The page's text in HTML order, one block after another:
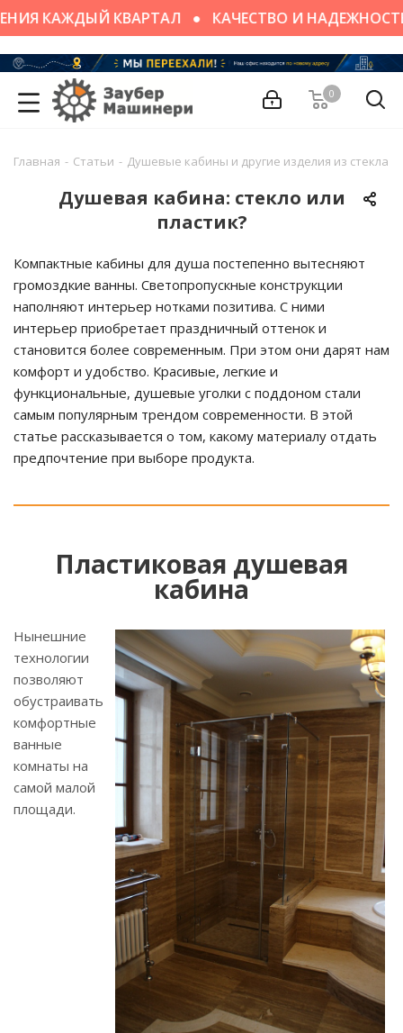
КАЖДЫЙ КВАРТАЛ КАЧЕСТВО И НАДЕЖНОСТЬ
0
Главная - Статьи - Душевые кабины и другие изделия из стекла
Душевая кабина: стекло или
пластик?
Компактные кабины для душа постепенно вытесняют
громоздкие ванны. Светопропускные конструкции
наполняют интерьер нотками позитива. С ними
интерьер приобретает праздничный оттенок и
становится более современным. При этом они дарят нам
комфорт и удобство. Красивые, легкие и
функциональные, душевые уголки с поддоном стали
самым популярным трендом современности. В этой
статье рассказывается о том, какому материалу отдать
предпочтение при выборе продукта.
Пластиковая душевая
кабина
Нынешние
технологии
позволяют
обустраивать
комфортные
ванные
комнаты на
самой малой
площади.